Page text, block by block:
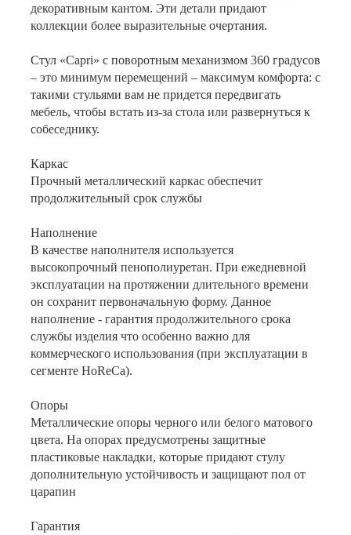
декоративным кантом. Эти детали придают
коллекции более выразительные очертания.
Cтул «Capri» с поворотным механизмом 360 градусов
– это минимум перемещений – максимум комфорта: с
такими стульями вам не придется передвигать
мебель, чтобы встать из-за стола или развернуться к
собеседнику.
Каркас
Прочный металлический каркас обеспечит
продолжительный срок службы
Наполнение
В качестве наполнителя используется
высокопрочный пенополиуретан. При ежедневной
эксплуатации на протяжении длительного времени
он сохранит первоначальную форму. Данное
наполнение - гарантия продолжительного срока
службы изделия что особенно важно для
коммерческого использования (при эксплуатации в
сегменте HоReCa).
Опоры
Металлические опоры черного или белого матового
цвета. На опорах предусмотрены защитные
пластиковые накладки, которые придают стулу
дополнительную устойчивость и защищают пол от
царапин
Гарантия